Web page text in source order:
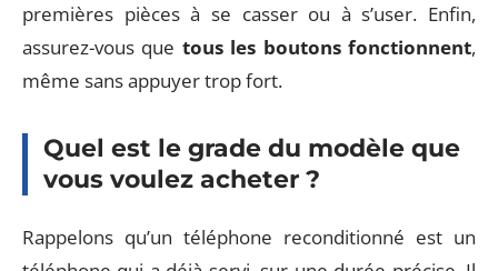
premières pièces à se casser ou à s’user. Enfin,
assurez-vous que tous les boutons fonctionnent,
même sans appuyer trop fort.
Quel est le grade du modèle que
vous voulez acheter ?
Rappelons qu’un téléphone reconditionné est un